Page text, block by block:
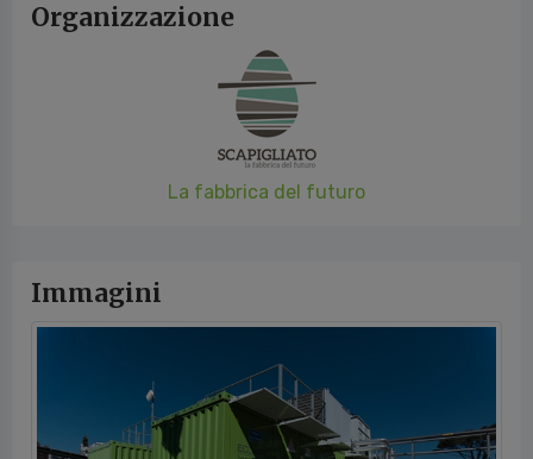
Organizzazione
La fabbrica del futuro
Immagini